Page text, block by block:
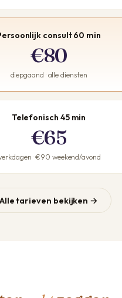
consult 60 min
€80
diepgaand · alle diensten
Telefonisch 45 min
€65
· €90 weekend/avond
Alle tarieven bekijken →